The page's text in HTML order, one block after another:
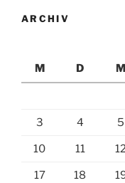
ARCHIV
M
D M
3 4 5
10 11
17 18